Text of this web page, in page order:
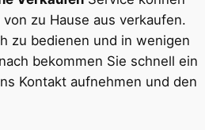
zu Hause aus verkaufen.
zu bedienen und in wenigen
bekommen Sie schnell ein
Kontakt aufnehmen und den